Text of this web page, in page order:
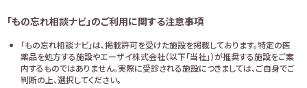
「もの忘れ相談ナビ」のご利用に関する注意事項
「もの忘れ相談ナビ」は、掲載許可を受けた施設を掲載しております。特定の医
薬品を処方する施設やエーザイ株式会社（以下「当社」）が推奨する施設をご案
内するものではありません。実際に受診される施設につきましては、ご自身でご
判断の上、選択してください。